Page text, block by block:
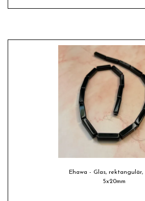
Ehawa - Glas, rektangulär,
5x20mm